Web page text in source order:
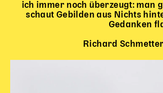
ich immer noch überzeugt: man
schaut Gebilden aus Nichts
Gedanken
Richard